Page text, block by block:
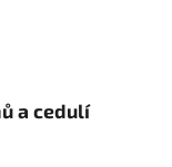
a cedulí